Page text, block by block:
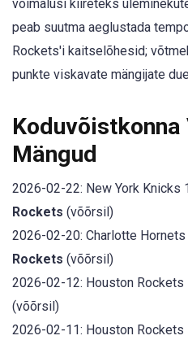
võimalusi kiireteks
peab suutma aeglustada
Rockets'i kaitselõhesid;
punkte viskavate mängijate
Koduvõistkonna
Mängud
2026-02-22: New York Knicks
Rockets (võõrsil)
2026-02-20: Charlotte
Rockets (võõrsil)
2026-02-12: Houston Rockets
(võõrsil)
2026-02-11: Houston Rockets